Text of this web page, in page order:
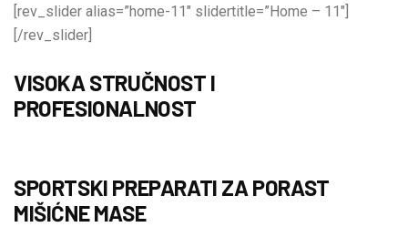
[rev_slider alias=”home-11″ slidertitle=”Home – 11″]
[/rev_slider]
VISOKA STRUČNOST I
PROFESIONALNOST
SPORTSKI PREPARATI ZA PORAST
MIŠIĆNE MASE